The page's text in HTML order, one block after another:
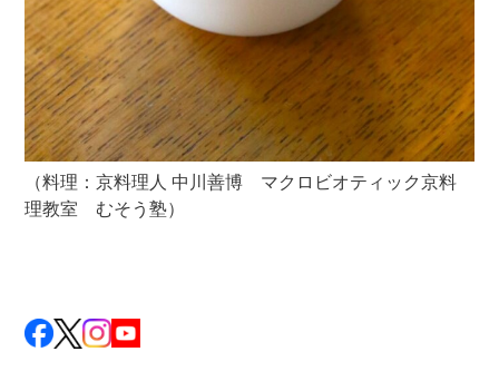
（料理：京料理人 中川善博 マクロビオティック京料
理教室 むそう塾）